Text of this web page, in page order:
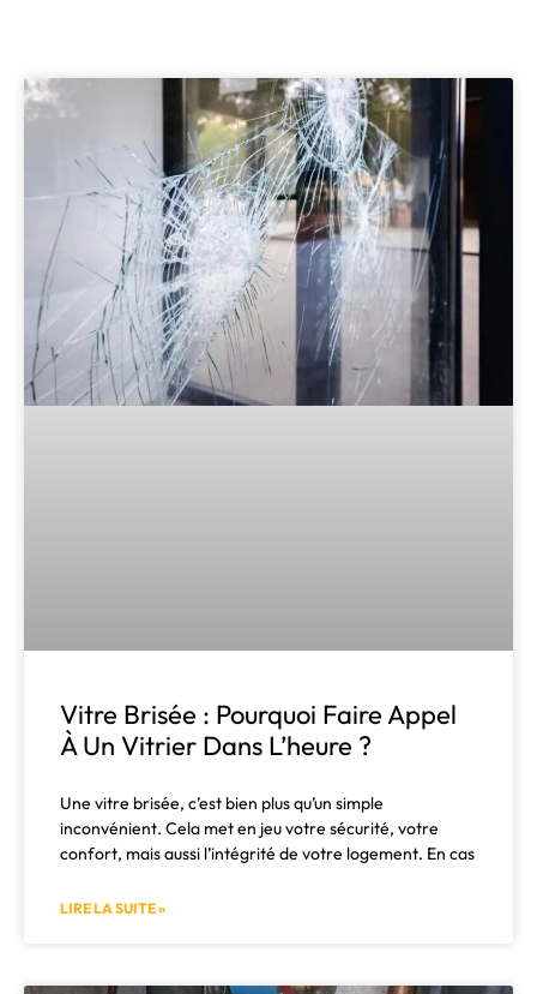
Vitre Brisée : Pourquoi Faire Appel
À Un Vitrier Dans L’heure ?
Une vitre brisée, c’est bien plus qu’un simple
inconvénient. Cela met en jeu votre sécurité, votre
confort, mais aussi l’intégrité de votre logement. En cas
LIRE LA SUITE »